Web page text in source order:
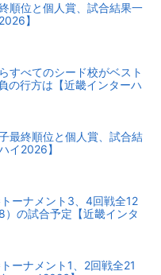
順位と個人賞、試合結果一
】
すべてのシード校がベスト
の行方は【近畿インターハ
最終順位と個人賞、試合結
イ2026】
ーナメント3、4回戦全12
の試合予定【近畿インタ
ーナメント1、2回戦全21